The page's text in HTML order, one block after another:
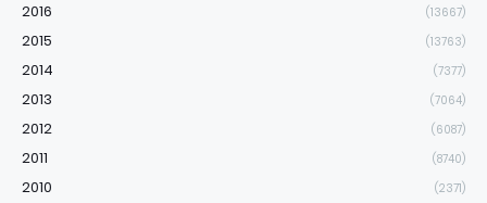
2016 (13667)
2015 (13763)
2014 (7377)
2013 (7064)
2012 (6087)
2011 (8740)
2010 (2371)